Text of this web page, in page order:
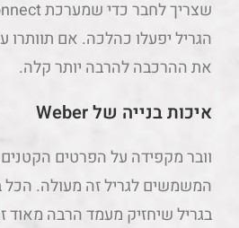
הגריל יפעלו כהלכה. אם תוותרו
את ההרכבה להרבה יותר קלה.
איכות בנייה של Weber
וובר מקפידה על הפרטים
המשמשים לגריל זה מעולה. הכל